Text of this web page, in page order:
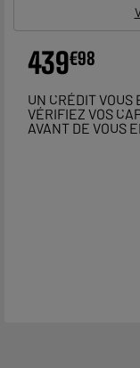
439€98
UN CRÉDIT VOUS
VÉRIFIEZ VOS
AVANT DE VOUS